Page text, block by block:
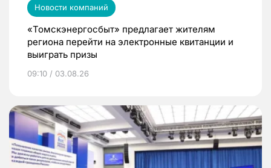
Новости компаний
«Томскэнергосбыт» предлагает жителям
региона перейти на электронные квитанции и
выиграть призы
09:10 / 03.08.26